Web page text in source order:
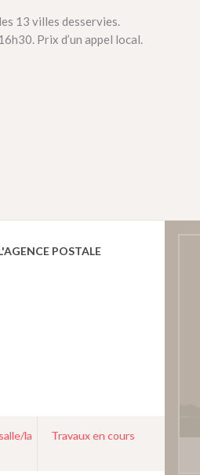
13 villes desservies.
Prix d’un appel local.
POSTALE
la
Travaux en cours